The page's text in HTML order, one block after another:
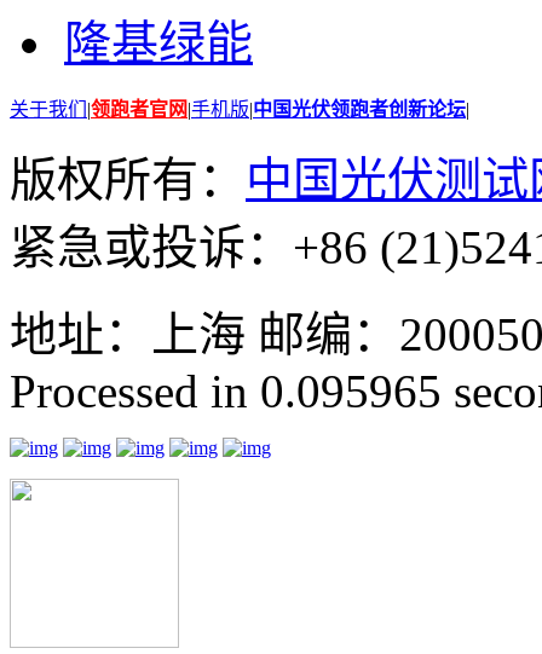
隆基绿能
关于我们 |领跑者官网|手机版|中国光伏领跑者创新论坛|
版权所有： 中国光伏测试
紧急或投诉：+86
地址：上海 邮编：
Processed in 0.095965